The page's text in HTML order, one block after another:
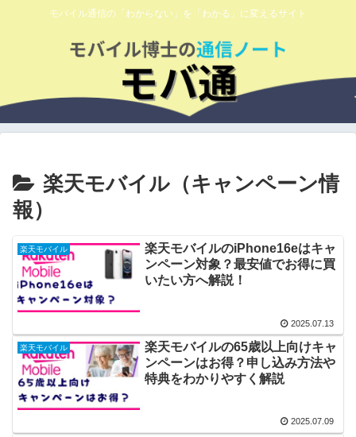
モバイル通信の「わからない」を「わかる」に変えるサイト
楽天モバイル（キャンペーン情
報）
楽天モバイル
楽天モバイルのiPhone16eはキャ
ンペーン対象？最安値でお得に買
いたい方へ解説！
2025.07.13
楽天モバイル
楽天モバイルの65歳以上向けキャ
ンペーンはお得？申し込み方法や
特典をわかりやすく解説
2025.07.09